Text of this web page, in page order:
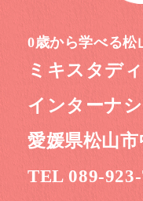
0歳から学べる松
ミキスタデ
インターナ
愛媛県松山
TEL 089-